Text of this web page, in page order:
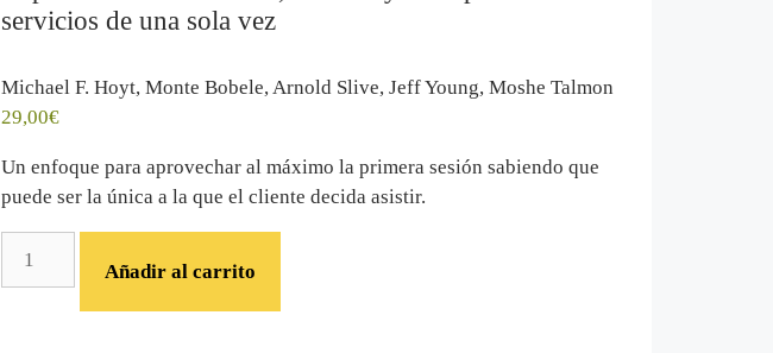
servicios de una sola vez
Michael F. Hoyt, Monte Bobele, Arnold Slive, Jeff Young, Moshe Talmon
29,00€
Un enfoque para aprovechar al máximo la primera sesión sabiendo que
puede ser la única a la que el cliente decida asistir.
Añadir al carrito